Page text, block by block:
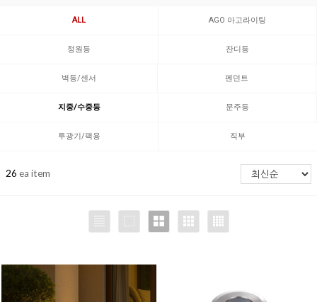
ALL AGO 아고라이팅
정원등 잔디등
벽등/센서 펜던트
지중/수중등 문주등
투광기/팩용 직부
26 ea item